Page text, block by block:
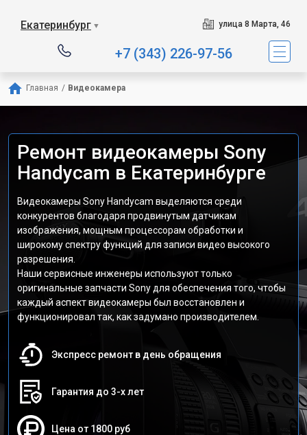
Екатеринбург ▼ улица 8 Марта, 46
+7 (343) 226-97-56
Главная / Видеокамера
Ремонт видеокамеры Sony
Handycam в Екатеринбурге
Видеокамеры Sony Handycam выделяются среди
конкурентов благодаря продвинутым датчикам
изображения, мощным процессорам обработки и
широкому спектру функций для записи видео высокого
разрешения.
Наши сервисные инженеры используют только
оригинальные запчасти Sony для обеспечения того, чтобы
каждый аспект видеокамеры был восстановлен и
функционировал так, как задумано производителем.
Экспресс ремонт в день обращения
Гарантия до 3-х лет
Цена от 1800 руб